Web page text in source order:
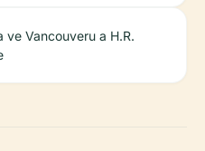
ve Vancouveru a H.R.